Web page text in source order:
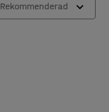
Rekommenderad